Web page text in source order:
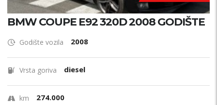
BMW COUPE E92 320D 2008 GODIŠTE
Godište vozila 2008
Vrsta goriva diesel
km 274.000